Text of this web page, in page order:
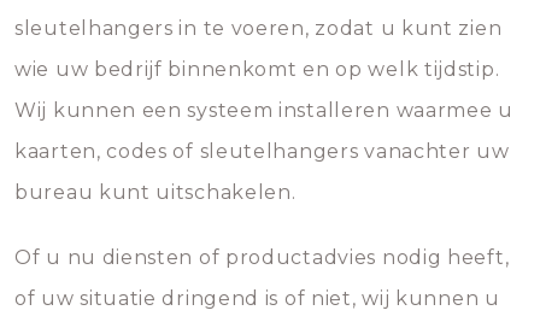
sleutelhangers in te voeren, zodat u kunt zien
wie uw bedrijf binnenkomt en op welk tijdstip.
Wij kunnen een systeem installeren waarmee u
kaarten, codes of sleutelhangers vanachter uw
bureau kunt uitschakelen.
Of u nu diensten of productadvies nodig heeft,
of uw situatie dringend is of niet, wij kunnen u